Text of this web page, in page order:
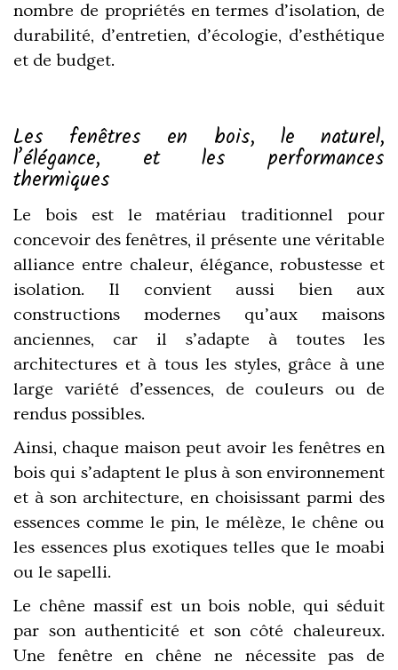
nombre de propriétés en termes d’isolation, de
durabilité, d’entretien, d’écologie, d’esthétique
et de budget.
Les fenêtres en bois, le naturel,
l’élégance, et les performances
thermiques
Le bois est le matériau traditionnel pour
concevoir des fenêtres, il présente une véritable
alliance entre chaleur, élégance, robustesse et
isolation. Il convient aussi bien aux
constructions modernes qu’aux maisons
anciennes, car il s’adapte à toutes les
architectures et à tous les styles, grâce à une
large variété d’essences, de couleurs ou de
rendus possibles.
Ainsi, chaque maison peut avoir les fenêtres en
bois qui s’adaptent le plus à son environnement
et à son architecture, en choisissant parmi des
essences comme le pin, le mélèze, le chêne ou
les essences plus exotiques telles que le moabi
ou le sapelli.
Le chêne massif est unbois noble, qui séduit
par son authenticité et son côté chaleureux.
Une fenêtre en chêne ne nécessite pas de